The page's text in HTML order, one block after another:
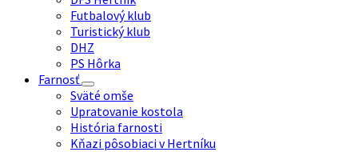
Futbalový klub
Turistický klub
DHZ
PS Hôrka
Farnosť
Sväté omše
Upratovanie kostola
História farnosti
Kňazi pôsobiaci v Hertníku